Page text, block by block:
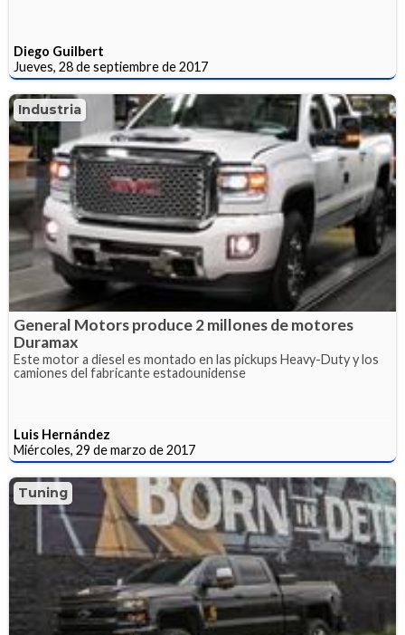
Diego Guilbert
Jueves, 28 de septiembre de 2017
Industria
General Motors produce 2 millones de motores
Duramax
Este motor a diesel es montado en las pickups Heavy-Duty y los
camiones del fabricante estadounidense
Luis Hernández
Miércoles, 29 de marzo de 2017
Tuning